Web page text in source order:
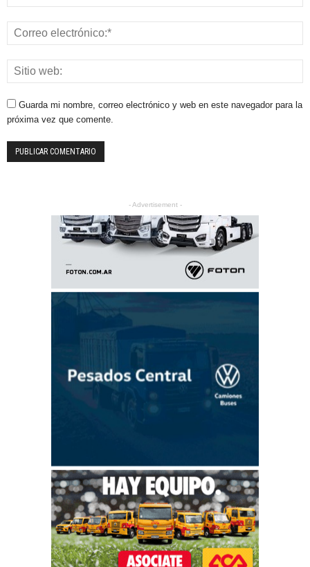
Guarda mi nombre, correo electrónico y web en este navegador para la
próxima vez que comente.
- Advertisement -